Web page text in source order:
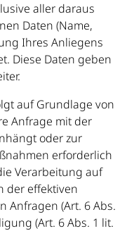
aller daraus
Daten (Name,
Ihres Anliegens
Diese Daten geben
auf Grundlage von
Anfrage mit der
oder zur
erforderlich
Verarbeitung auf
der effektiven
Anfragen (Art. 6 Abs.
(Art. 6 Abs. 1 lit.